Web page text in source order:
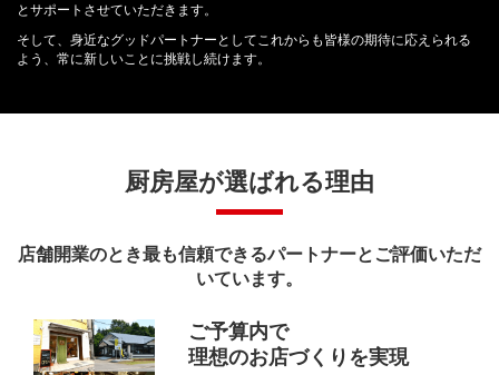
とサポートさせていただきます。
そして、身近なグッドパートナーとしてこれからも皆様の期待に応えられる
よう、常に新しいことに挑戦し続けます。
厨房屋が選ばれる理由
店舗開業のとき最も信頼できるパートナーとご評価いただ
いています。
ご予算内で
理想のお店づくりを実現